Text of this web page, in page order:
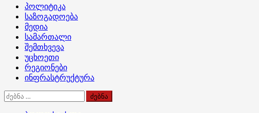
Primary
Menu
პოლიტიკა
საზოგადოება
მედია
სამართალი
შემთხვევა
უცხოეთი
რეგიონები
ინფრასტრუქტურა
ძებნა: